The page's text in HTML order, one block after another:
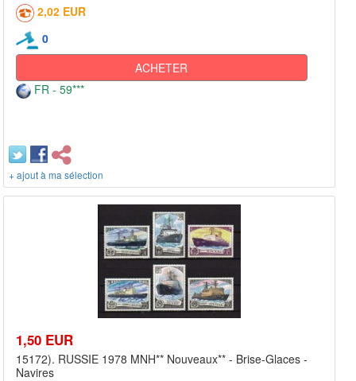
2,02 EUR
0
ACHETER
FR - 59***
+ ajout à ma sélection
1,50 EUR
15172). RUSSIE 1978 MNH** Nouveaux** - Brise-Glaces -
Navires